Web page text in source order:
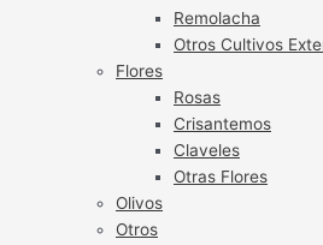
Remolacha
Otros Cultivos
Flores
Rosas
Crisantemos
Claveles
Otras Flores
Olivos
Otros